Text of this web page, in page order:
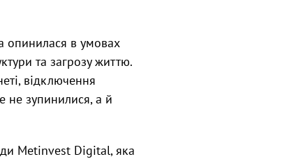
опинилася в умовах
та загрозу життю.
відключення
не зупинилися, а й
Metinvest Digital, яка